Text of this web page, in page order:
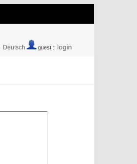
Deutsch guest :: login